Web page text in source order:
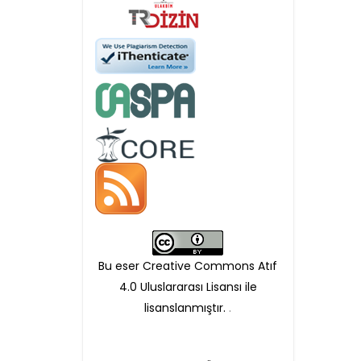
Öndenetimden geçen
makaleler için, 100 Avro
Makale İşletim Ücreti (APC)
alınmaktadır.
Hakem sürecine alınacak
makaleler için yazarlara
APC ödeme bilgi mesajı
APC bilgi mesajı
Bu eser Creative Commons Atıf
4.0 Uluslararası Lisansı ile
lisanslanmıştır. .